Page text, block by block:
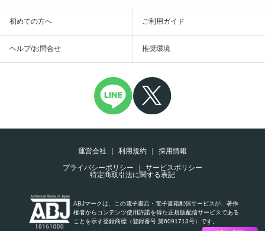
初めての方へ ご利用ガイド
ヘルプ/お問合せ 推奨環境
運営会社 利用規約
採用情報
プライバシーポリシー
サービスポリシー
特定商取引法に関する表記
ABJマークは、この電子書店・電子書籍配信サービスが、著作
権者からコンテンツ使用許諾を得た正規版配信サービスである
ことを示す登録商標（登録番号 第6091713号）です。